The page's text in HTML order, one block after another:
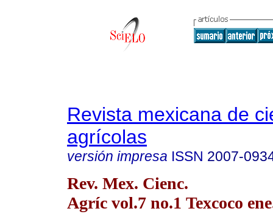
Revista mexicana de
agrícolas
versión impresa ISSN 2007-
Rev. Mex. Cienc.
Agríc vol.7 no.1 Texcoco